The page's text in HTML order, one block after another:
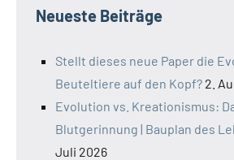
Neueste Beiträge
Stellt dieses neue Paper die
Beuteltiere auf den Kopf? 2.
Evolution vs. Kreationismus:
Blutgerinnung | Bauplan des
Juli 2026